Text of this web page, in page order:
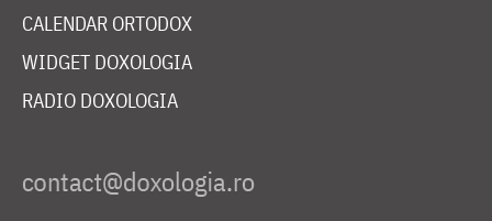
CALENDAR ORTODOX
WIDGET DOXOLOGIA
RADIO DOXOLOGIA